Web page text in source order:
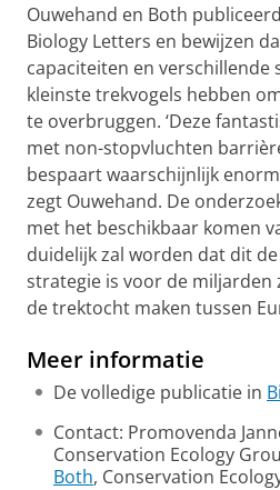
Ouwehand en Both
Biology Letters en bewijzen
capaciteiten en verschillende
kleinste trekvogels hebben
te overbruggen. ‘Deze
met non-stopvluchten
bespaart waarschijnlijk
zegt Ouwehand. De
met het beschikbaar komen
duidelijk zal worden dat dit
strategie is voor de miljarden
de trektocht maken tussen
Meer informatie
De volledige publicatie in
Contact: Promovenda
Conservation Ecology
Both, Conservation